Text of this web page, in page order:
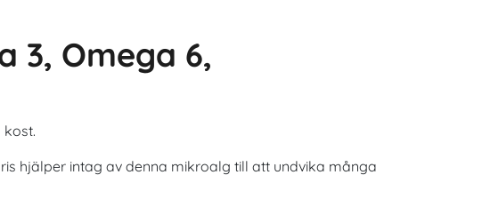
3, Omega 6,
hjälper intag av denna mikroalg till att undvika många